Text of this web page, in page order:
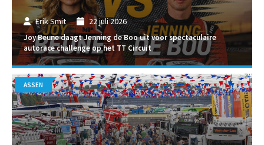
Erik Smit 22 juli 2026
Joy Beune daagt Jenning de Boo uit voor spectaculaire
autorace challenge op het TT Circuit
ASSEN